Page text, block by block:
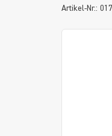
Artikel-Nr.: